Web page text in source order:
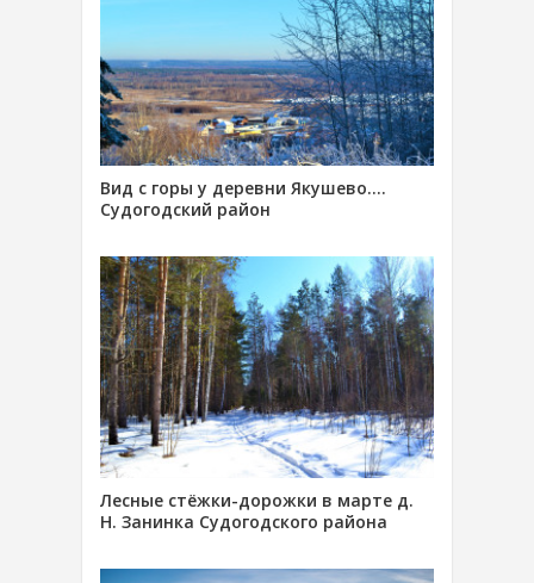
Вид с горы у деревни Якушево….
Судогодский район
Лесные стёжки-дорожки в марте д.
Н. Занинка Судогодского района